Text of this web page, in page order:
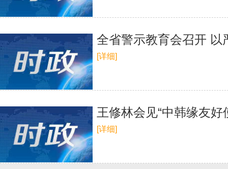
全省警示教育会召开 以
[详细]
王修林会见“中韩缘友好
[详细]